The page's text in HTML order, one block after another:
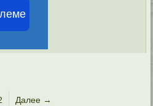
Далее →